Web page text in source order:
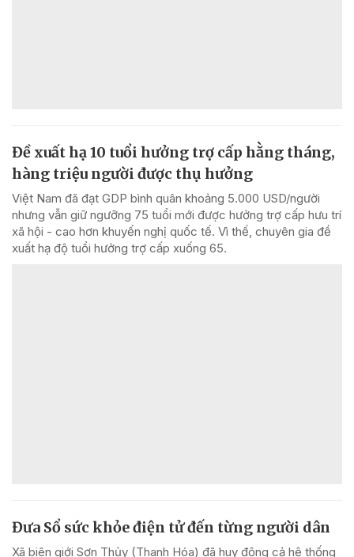
Đề xuất hạ 10 tuổi hưởng trợ cấp hằng tháng,
hàng triệu người được thụ hưởng
Việt Nam đã đạt GDP bình quân khoảng 5.000 USD/người
nhưng vẫn giữ ngưỡng 75 tuổi mới được hưởng trợ cấp hưu trí
xã hội - cao hơn khuyến nghị quốc tế. Vì thế, chuyên gia đề
xuất hạ độ tuổi hưởng trợ cấp xuống 65.
Đưa Sổ sức khỏe điện tử đến từng người dân
Xã biên giới Sơn Thủy (Thanh Hóa) đã huy động cả hệ thống